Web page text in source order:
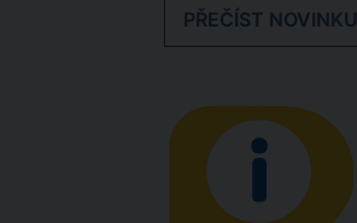
PŘEČÍST NOVINKU